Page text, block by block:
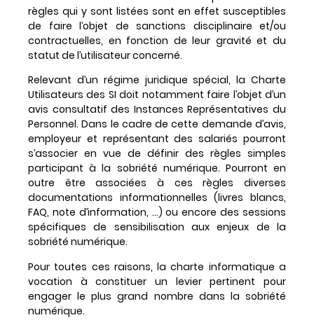
règles qui y sont listées sont en effet susceptibles
de faire l’objet de sanctions disciplinaire et/ou
contractuelles, en fonction de leur gravité et du
statut de l’utilisateur concerné.
Relevant d’un régime juridique spécial, la Charte
Utilisateurs des SI doit notamment faire l’objet d’un
avis consultatif des Instances Représentatives du
Personnel. Dans le cadre de cette demande d’avis,
employeur et représentant des salariés pourront
s’associer en vue de définir des règles simples
participant à la sobriété numérique. Pourront en
outre être associées à ces règles diverses
documentations informationnelles (livres blancs,
FAQ, note d’information, …) ou encore des sessions
spécifiques de sensibilisation aux enjeux de la
sobriété numérique.
Pour toutes ces raisons, la charte informatique a
vocation à constituer un levier pertinent pour
engager le plus grand nombre dans la sobriété
numérique.